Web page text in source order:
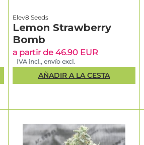
Elev8 Seeds
Lemon Strawberry
Bomb
a partir de 46.90 EUR
IVA incl., envío excl.
AÑADIR A LA CESTA